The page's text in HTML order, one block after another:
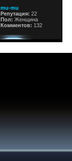
mu-mu
Репутация: 22
Пол: Женщина
Комментов: 132